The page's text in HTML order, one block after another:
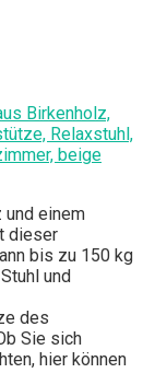
Birkenholz,
Relaxstuhl,
beige
und einem
dieser
bis zu 150 kg
und
des
Sie sich
hier können